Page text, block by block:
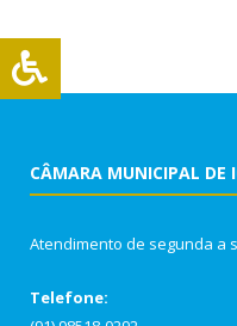
CÂMARA MUNICIPAL DE
Atendimento de segunda a
Telefone: